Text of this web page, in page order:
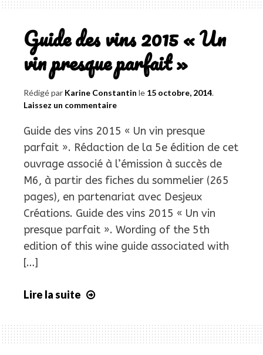
Grand
/
Quarterly
meeting
Guide des vins 2015 « Un
vin presque parfait »
Rédigé par Karine Constantin le 15 octobre, 2014.
Laissez un commentaire
Guide des vins 2015 « Un vin presque
parfait ». Rédaction de la 5e édition de cet
ouvrage associé à l’émission à succès de
M6, à partir des fiches du sommelier (265
pages), en partenariat avec Desjeux
Créations. Guide des vins 2015 « Un vin
presque parfait ». Wording of the 5th
edition of this wine guide associated with
[…]
Lire la suite
vins
2015